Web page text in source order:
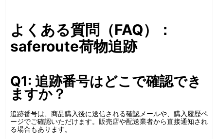
よくある質問（FAQ）：
saferoute荷物追跡
Q1: 追跡番号はどこで確認でき
ますか？
追跡番号は、商品購入後に送信される確認メールや、購入履歴ペ
ージでご確認いただけます。販売店や配送業者から直接通知され
る場合もあります。